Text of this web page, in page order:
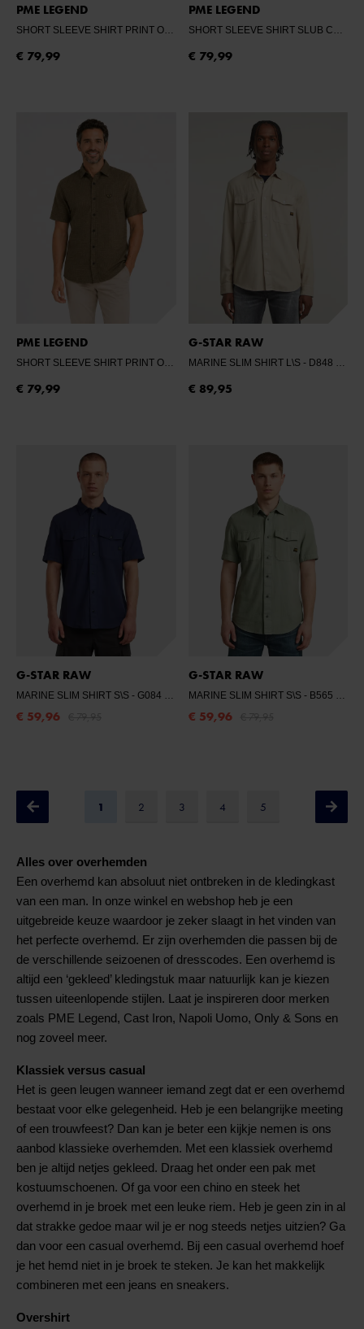
PME LEGEND
SHORT SLEEVE SHIRT PRINT ON PIQUE - CARBON
€ 79,99
PME LEGEND
SHORT SLEEVE SHIRT SLUB CHECK
€ 79,99
PME LEGEND
SHORT SLEEVE SHIRT PRINT ON PIQUE - DUSKY GREEN
€ 79,99
G-STAR RAW
MARINE SLIM SHIRT L\S - D848 DK BRICK GD
€ 89,95
G-STAR RAW
MARINE SLIM SHIRT S\S - G084 RANK BLUE GD
€ 59,96
G-STAR RAW
MARINE SLIM SHIRT S\S - B565 LT ORPHUS GD
€ 59,96
1 2 3 4 5
Alles over overhemden
Een overhemd kan absoluut niet ontbreken in de kledingkast
van een man. In onze winkel en webshop heb je een
uitgebreide keuze waardoor je zeker slaagt in het vinden van
het perfecte overhemd. Er zijn overhemden die passen bij de
de verschillende seizoenen of dresscodes. Een overhemd is
altijd een ‘gekleed’ kledingstuk maar natuurlijk kan je kiezen
tussen uiteenlopende stijlen. Laat je inspireren door merken
zoals PME Legend, Cast Iron, Napoli Uomo, Only & Sons en
nog zoveel meer.
Klassiek versus casual
Het is geen leugen wanneer iemand zegt dat er een overhemd
bestaat voor elke gelegenheid. Heb je een belangrijke meeting
of een trouwfeest? Dan kan je beter een kijkje nemen is ons
aanbod klassieke overhemden. Met een klassiek overhemd
ben je altijd netjes gekleed. Draag het onder een pak met
kostuumschoenen. Of ga voor een chino en steek het
overhemd in je broek met een leuke riem. Heb je geen zin in al
dat strakke gedoe maar wil je er nog steeds netjes uitzien? Ga
dan voor een casual overhemd. Bij een casual overhemd hoef
je het hemd niet in je broek te steken. Je kan het makkelijk
combineren met een jeans en sneakers.
Overshirt